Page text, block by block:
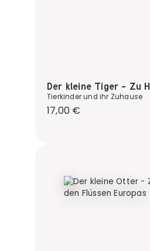
Der kleine Tiger - Zu
Tierkinder und ihr Zuhause
Regulärer Preis:
17,00 €